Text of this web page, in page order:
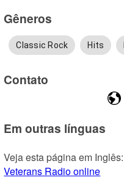
Gêneros
Classic Rock Hits
Contato
Em outras línguas
Veja esta página em Inglês:
Veterans Radio online